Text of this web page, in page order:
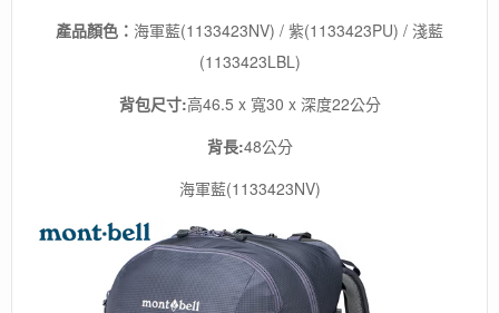
產品顏色： 海軍藍(1133423NV) / 紫(1133423PU) / 淺藍
(1133423LBL)
背包尺寸:高46.5 x 寬30 x 深度22公分
背長:48公分
海軍藍(1133423NV)